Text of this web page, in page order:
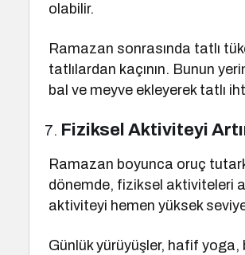
olabilir.
Ramazan sonrasında tatlı
tatlılardan kaçının. Bunun
bal ve meyve ekleyerek tatlı
Fiziksel Aktiviteyi
Ramazan boyunca oruç
dönemde, fiziksel aktiviteleri
aktiviteyi hemen yüksek
Günlük yürüyüşler, hafif yoga,